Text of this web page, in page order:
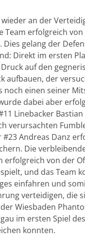
wieder an der
Team erfolgreich
Dies gelang der
Direkt im ersten
auf den
aufbauen, der
noch einen seiner
dabei aber
Linebacker
verursachten
#23 Andreas Danz
Die
erfolgreich von der
und das Team
einfahren und
verteidigen, die
Wiesbaden
im ersten Spiel
konnten.